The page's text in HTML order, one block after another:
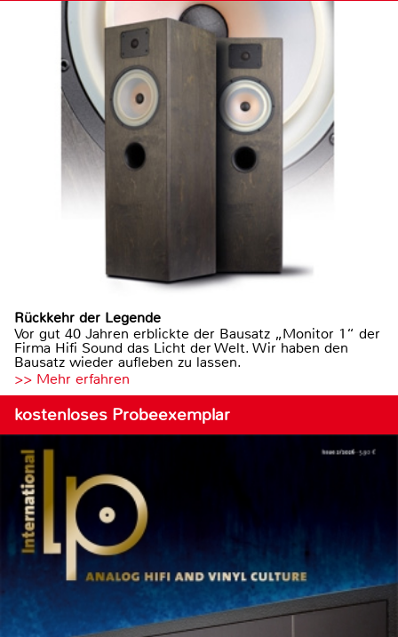
Rückkehr der Legende
Vor gut 40 Jahren erblickte der Bausatz „Monitor 1“ der
Firma Hifi Sound das Licht der Welt. Wir haben den
Bausatz wieder aufleben zu lassen.
>> Mehr erfahren
kostenloses Probeexemplar